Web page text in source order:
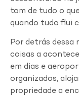
tom de tudo o
quando tudo flui
Por detrás dessa
coisas a
em dias e
organizados,
propriedade a